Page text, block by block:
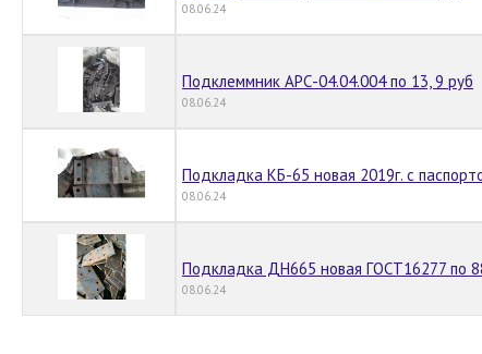
08.06.24
Подклеммник АРС-04.04.004 по 13, 9 руб
08.06.24
Подкладка КБ-65 новая 2019г. с
08.06.24
Подкладка ДН665 новая ГОСТ16277 по
08.06.24